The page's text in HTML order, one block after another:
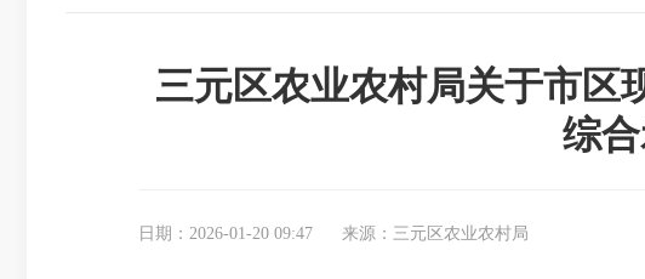
三元区农业农村局关于市区
综
日期：2026-01-20 09:47 来源：三元区农业农村局